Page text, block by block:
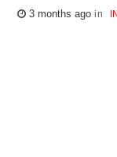
3 months ago